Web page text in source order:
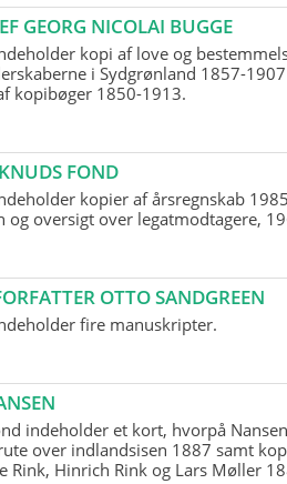
GEORG NICOLAI BUGGE
kopi af love og
i Sydgrønland 1857-
kopibøger 1850-1913.
FOND
kopier af årsregnskab
og oversigt over legatmodtagere,
OTTO SANDGREEN
fire manuskripter.
indeholder et kort, hvorpå
over indlandsisen 1887 samt
Rink, Hinrich Rink og Lars Møller